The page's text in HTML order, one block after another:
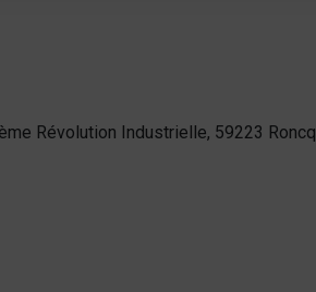
Révolution Industrielle, 59223 Roncq